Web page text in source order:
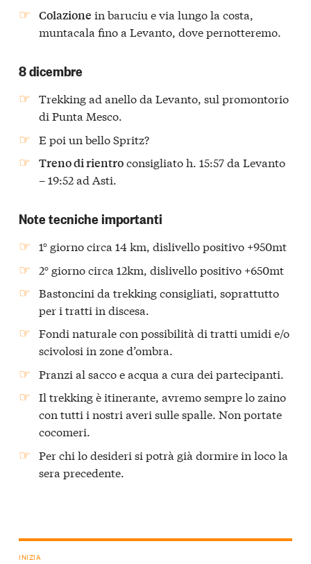
Colazione in baruciu e via lungo la costa,
muntacala fino a Levanto, dove pernotteremo.
8 dicembre
Trekking ad anello da Levanto, sul promontorio
di Punta Mesco.
E poi un bello Spritz?
Treno di rientroconsigliato h. 15:57 da Levanto
– 19:52 ad Asti.
Note tecniche importanti
1° giorno circa 14 km, dislivello positivo +950mt
2° giorno circa 12km, dislivello positivo +650mt
Bastoncini da trekking consigliati, soprattutto
per i tratti in discesa.
Fondi naturale con possibilità di tratti umidi e/o
scivolosi in zone d’ombra.
Pranzi al sacco e acqua a cura dei partecipanti.
Il trekking è itinerante, avremo sempre lo zaino
con tutti i nostri averi sulle spalle. Non portate
cocomeri.
Per chi lo desideri si potrà già dormire in loco la
sera precedente.
INIZIA